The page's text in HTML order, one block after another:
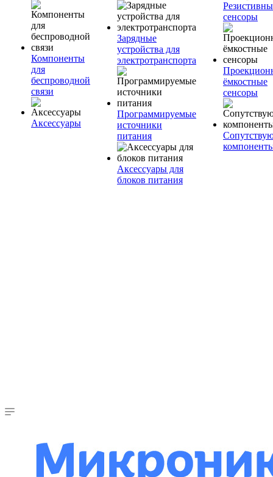
Компоненты
для
беспроводной
связи
Аксессуары
Зарядные
устройства для
электротранспорта
Программируемые
источники
питания
Аксессуары для
блоков питания
сенсоры
ёмкостные
сенсоры